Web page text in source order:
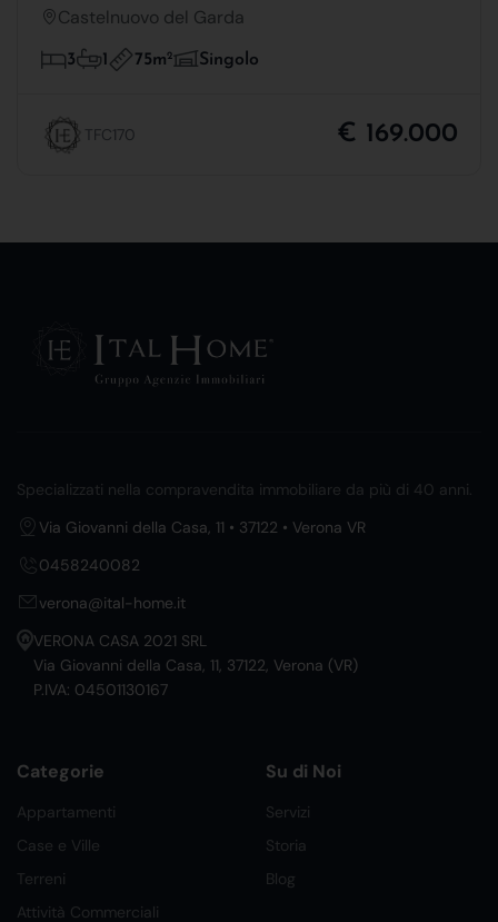
Castelnuovo del Garda
3 1 75m2 Singolo
TFC170 € 169.000
Specializzati nella compravendita immobiliare da più di 40 anni.
Via Giovanni della Casa, 11 • 37122 • Verona VR
0458240082
verona@ital-home.it
VERONA CASA 2021 SRL
Via Giovanni della Casa, 11, 37122, Verona (VR)
P.IVA: 04501130167
Categorie
Appartamenti
Case e Ville
Terreni
Attività Commerciali
Su di Noi
Servizi
Storia
Blog